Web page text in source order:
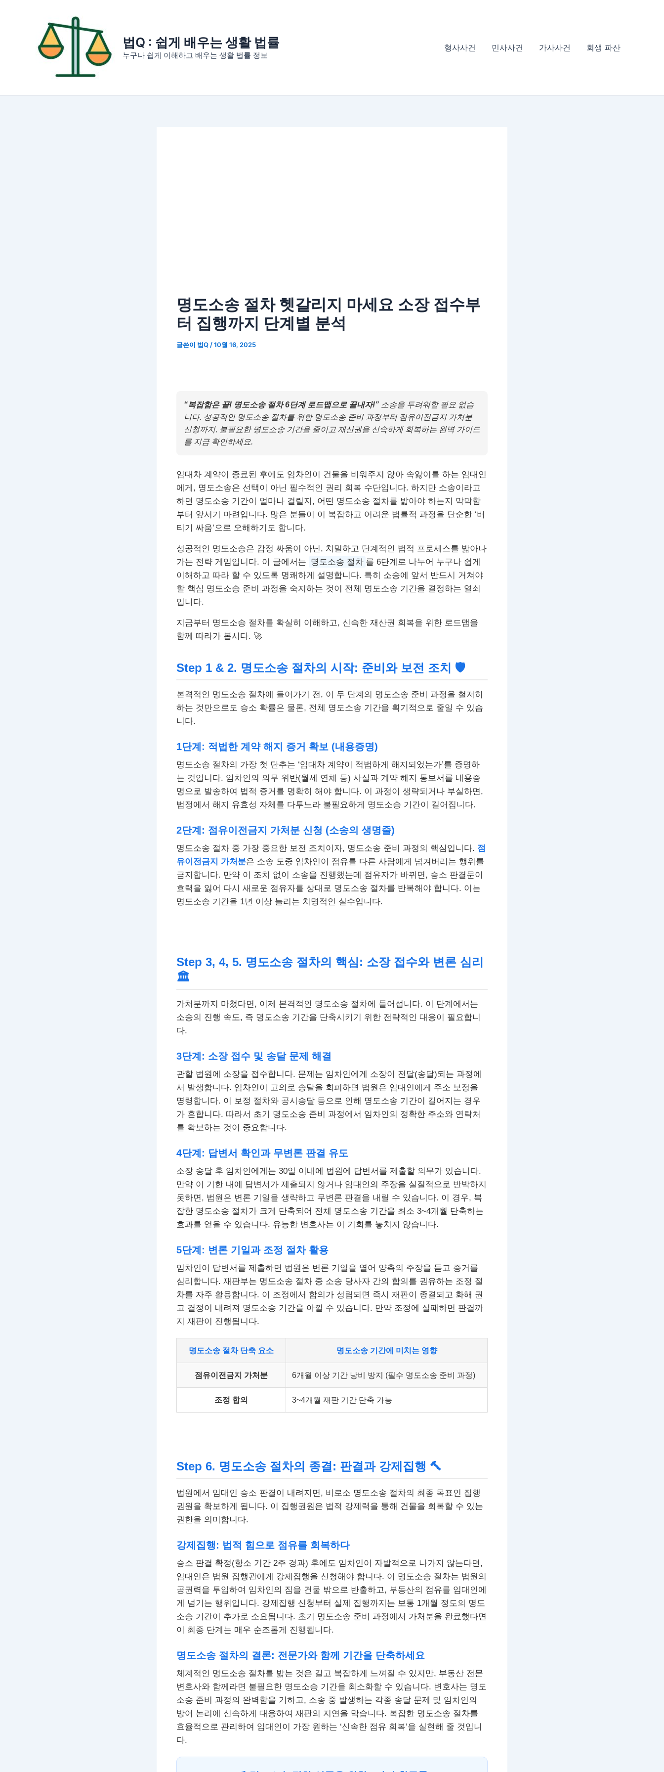
기
법Q : 쉽게 배우는 생활 법률
누구나 쉽게 이해하고 배우는 생활 법률 정보
형사사건 민사사건 가사사건 회생 파산
명도소송 절차 헷갈리지 마세요 소장 접수부
터 집행까지 단계별 분석
글쓴이 법Q /10월 16, 2025
“복잡함은 끝! 명도소송 절차 6단계 로드맵으로 끝내자!” 소송을 두려워할 필요 없습
니다. 성공적인 명도소송 절차를 위한 명도소송 준비 과정부터 점유이전금지 가처분
신청까지, 불필요한 명도소송 기간을 줄이고 재산권을 신속하게 회복하는 완벽 가이드
를 지금 확인하세요.
임대차 계약이 종료된 후에도 임차인이 건물을 비워주지 않아 속앓이를 하는 임대인
에게, 명도소송은 선택이 아닌 필수적인 권리 회복 수단입니다. 하지만 소송이라고
하면 명도소송 기간이 얼마나 걸릴지, 어떤 명도소송 절차를 밟아야 하는지 막막함
부터 앞서기 마련입니다. 많은 분들이 이 복잡하고 어려운 법률적 과정을 단순한 ‘버
티기 싸움’으로 오해하기도 합니다.
성공적인 명도소송은 감정 싸움이 아닌, 치밀하고 단계적인 법적 프로세스를 밟아나
가는 전략 게임입니다. 이 글에서는 명도소송 절차 를 6단계로 나누어 누구나 쉽게
이해하고 따라 할 수 있도록 명쾌하게 설명합니다. 특히 소송에 앞서 반드시 거쳐야
할 핵심 명도소송 준비 과정을 숙지하는 것이 전체 명도소송 기간을 결정하는 열쇠
입니다.
지금부터 명도소송 절차를 확실히 이해하고, 신속한 재산권 회복을 위한 로드맵을
함께 따라가 봅시다. 🚀
Step 1 & 2. 명도소송 절차의 시작: 준비와 보전 조치 🛡
본격적인 명도소송 절차에 들어가기 전, 이 두 단계의 명도소송 준비 과정을 철저히
하는 것만으로도 승소 확률은 물론, 전체 명도소송 기간을 획기적으로 줄일 수 있습
니다.
1단계: 적법한 계약 해지 증거 확보 (내용증명)
명도소송 절차의 가장 첫 단추는 ‘임대차 계약이 적법하게 해지되었는가’를 증명하
는 것입니다. 임차인의 의무 위반(월세 연체 등) 사실과 계약 해지 통보서를 내용증
명으로 발송하여 법적 증거를 명확히 해야 합니다. 이 과정이 생략되거나 부실하면,
법정에서 해지 유효성 자체를 다투느라 불필요하게 명도소송 기간이 길어집니다.
2단계: 점유이전금지 가처분 신청 (소송의 생명줄)
명도소송 절차 중 가장 중요한 보전 조치이자, 명도소송 준비 과정의 핵심입니다. 점
유이전금지 가처분은 소송 도중 임차인이 점유를 다른 사람에게 넘겨버리는 행위를
금지합니다. 만약 이 조치 없이 소송을 진행했는데 점유자가 바뀌면, 승소 판결문이
효력을 잃어 다시 새로운 점유자를 상대로 명도소송 절차를 반복해야 합니다. 이는
명도소송 기간을 1년 이상 늘리는 치명적인 실수입니다.
Step 3, 4, 5. 명도소송 절차의 핵심: 소장 접수와 변론 심리
🏛
가처분까지 마쳤다면, 이제 본격적인 명도소송 절차에 들어섭니다. 이 단계에서는
소송의 진행 속도, 즉 명도소송 기간을 단축시키기 위한 전략적인 대응이 필요합니
다.
3단계: 소장 접수 및 송달 문제 해결
관할 법원에 소장을 접수합니다. 문제는 임차인에게 소장이 전달(송달)되는 과정에
서 발생합니다. 임차인이 고의로 송달을 회피하면 법원은 임대인에게 주소 보정을
명령합니다. 이 보정 절차와 공시송달 등으로 인해 명도소송 기간이 길어지는 경우
가 흔합니다. 따라서 초기 명도소송 준비 과정에서 임차인의 정확한 주소와 연락처
를 확보하는 것이 중요합니다.
4단계: 답변서 확인과 무변론 판결 유도
소장 송달 후 임차인에게는 30일 이내에 법원에 답변서를 제출할 의무가 있습니다.
만약 이 기한 내에 답변서가 제출되지 않거나 임대인의 주장을 실질적으로 반박하지
못하면, 법원은 변론 기일을 생략하고 무변론 판결을 내릴 수 있습니다. 이 경우, 복
잡한 명도소송 절차가 크게 단축되어 전체 명도소송 기간을 최소 3~4개월 단축하는
효과를 얻을 수 있습니다. 유능한 변호사는 이 기회를 놓치지 않습니다.
5단계: 변론 기일과 조정 절차 활용
임차인이 답변서를 제출하면 법원은 변론 기일을 열어 양측의 주장을 듣고 증거를
심리합니다. 재판부는 명도소송 절차 중 소송 당사자 간의 합의를 권유하는 조정 절
차를 자주 활용합니다. 이 조정에서 합의가 성립되면 즉시 재판이 종결되고 화해 권
고 결정이 내려져 명도소송 기간을 아낄 수 있습니다. 만약 조정에 실패하면 판결까
지 재판이 진행됩니다.
명도소송 절차 단축 요소 명도소송 기간에 미치는 영향
점유이전금지 가처분 6개월 이상 기간 낭비 방지 (필수 명도소송 준비 과정)
조정 합의 3~4개월 재판 기간 단축 가능
Step 6. 명도소송 절차의 종결: 판결과 강제집행 🔨
법원에서 임대인 승소 판결이 내려지면, 비로소 명도소송 절차의 최종 목표인 집행
권원을 확보하게 됩니다. 이 집행권원은 법적 강제력을 통해 건물을 회복할 수 있는
권한을 의미합니다.
강제집행: 법적 힘으로 점유를 회복하다
승소 판결 확정(항소 기간 2주 경과) 후에도 임차인이 자발적으로 나가지 않는다면,
임대인은 법원 집행관에게 강제집행을 신청해야 합니다. 이 명도소송 절차는 법원의
공권력을 투입하여 임차인의 짐을 건물 밖으로 반출하고, 부동산의 점유를 임대인에
게 넘기는 행위입니다. 강제집행 신청부터 실제 집행까지는 보통 1개월 정도의 명도
소송 기간이 추가로 소요됩니다. 초기 명도소송 준비 과정에서 가처분을 완료했다면
이 최종 단계는 매우 순조롭게 진행됩니다.
명도소송 절차의 결론: 전문가와 함께 기간을 단축하세요
체계적인 명도소송 절차를 밟는 것은 길고 복잡하게 느껴질 수 있지만, 부동산 전문
변호사와 함께라면 불필요한 명도소송 기간을 최소화할 수 있습니다. 변호사는 명도
소송 준비 과정의 완벽함을 기하고, 소송 중 발생하는 각종 송달 문제 및 임차인의
방어 논리에 신속하게 대응하여 재판의 지연을 막습니다. 복잡한 명도소송 절차를
효율적으로 관리하여 임대인이 가장 원하는 ‘신속한 점유 회복’을 실현해 줄 것입니
다.